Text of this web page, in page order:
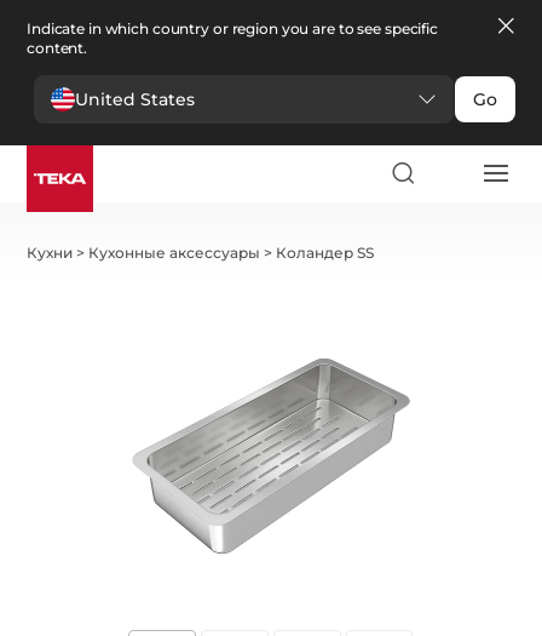
Indicate in which country or region you are to see specific
content.
United States Go
Кухни > Кухонные аксессуары > Коландер SS